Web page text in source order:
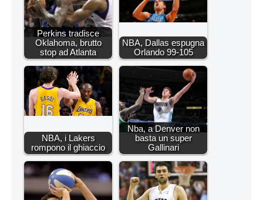
Perkins tradisce
Oklahoma, brutto
stop ad Atlanta
NBA, Dallas espugna
Orlando 99-105
NBA, i Lakers
rompono il ghiaccio
Nba, a Denver non
basta un super
Gallinari